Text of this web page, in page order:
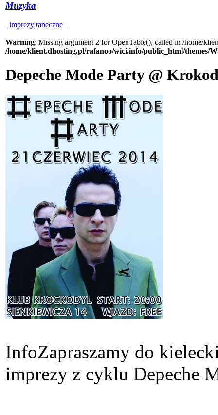
Muzyka
imprezy taneczne
Warning: Missing argument 2 for OpenTable(), called in /home/
/home/klient.dhosting.pl/rafanoo/wici.info/public_html/themes/
Depeche Mode Party @
InfoZapraszamy do
imprezy z cyklu Depeche